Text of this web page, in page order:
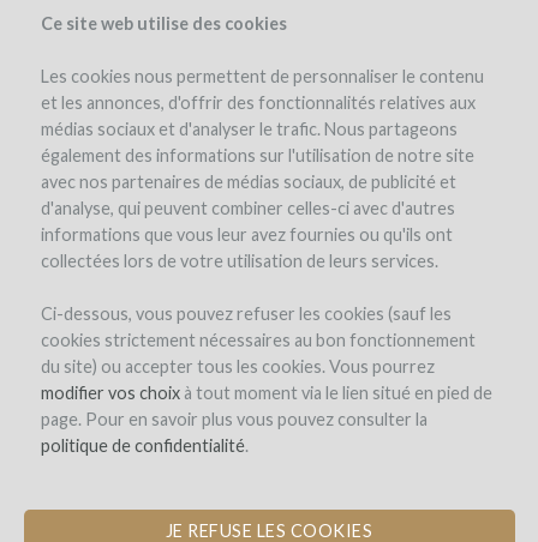
Ce site web utilise des cookies
Les cookies nous permettent de personnaliser le contenu
et les annonces, d'offrir des fonctionnalités relatives aux
médias sociaux et d'analyser le trafic. Nous partageons
également des informations sur l'utilisation de notre site
avec nos partenaires de médias sociaux, de publicité et
d'analyse, qui peuvent combiner celles-ci avec d'autres
informations que vous leur avez fournies ou qu'ils ont
collectées lors de votre utilisation de leurs services.
Ci-dessous, vous pouvez refuser les cookies (sauf les
cookies strictement nécessaires au bon fonctionnement
du site) ou accepter tous les cookies. Vous pourrez
modifier vos choixà tout moment via le lien situé en pied de
page. Pour en savoir plus vous pouvez consulter la
politique de confidentialité.
JE REFUSE LES COOKIES
the project estate team project details expert opinion
pay-back in wine updates (0) investors (0) comments (0)
Séjour Vendanges en Languedoc
ÉVÈNEMENT PRIVÉ RÉSERVÉ AUX